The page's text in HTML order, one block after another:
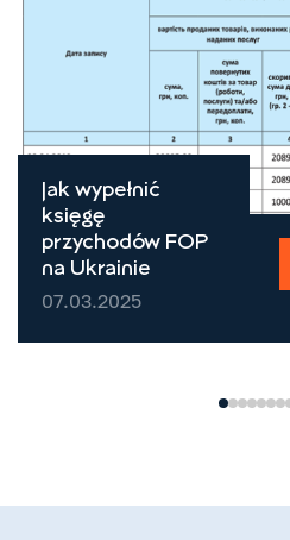
Jak wypełnić
księgę
przychodów FOP
na Ukrainie
07.03.2025